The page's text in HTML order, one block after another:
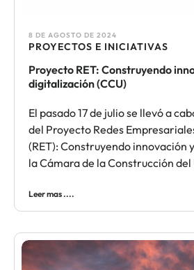
8 DE AGOSTO DE 2024
PROYECTOS E INICIATIVAS
Proyecto RET: Construyendo
digitalización (CCU)
El pasado 17 de julio se llevó a
del Proyecto Redes
(RET): Construyendo innovación
la Cámara de la Construcción
Leer mas ....